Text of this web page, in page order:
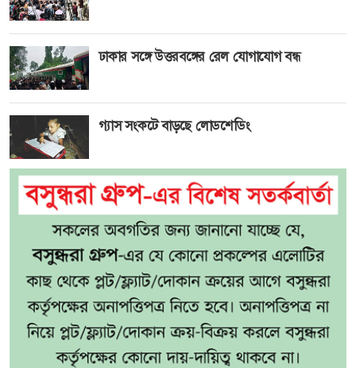
ঢাকার সঙ্গে উত্তরবঙ্গের রেল যোগাযোগ বন্ধ
গ্যাস সংকটে বাড়ছে লোডশেডিং